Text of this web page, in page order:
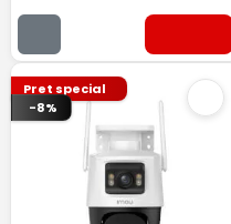
Pret special
-8%